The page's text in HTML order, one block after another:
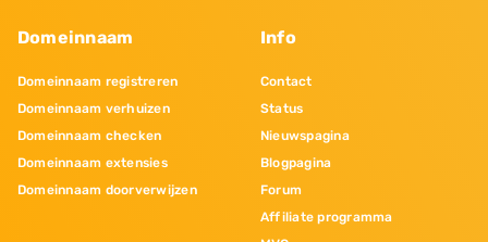
Domeinnaam
Domeinnaam registreren
Domeinnaam verhuizen
Domeinnaam checken
Domeinnaam extensies
Domeinnaam doorverwijzen
Info
Contact
Status
Nieuwspagina
Blogpagina
Forum
Affiliate programma